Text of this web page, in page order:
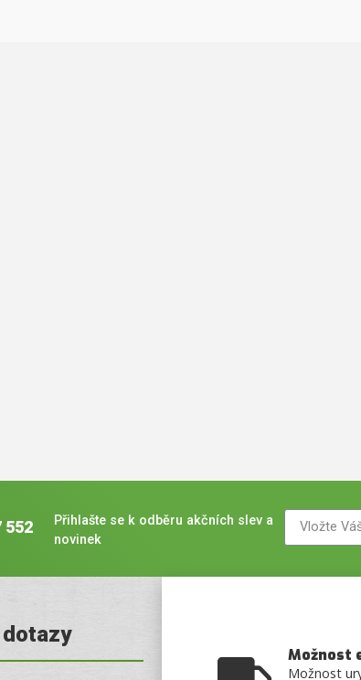
552
Přihlašte se k odběru akčních slev a
novinek
Možnost
Možnost